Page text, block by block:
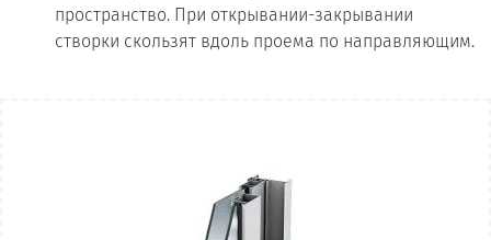
пространство. При открывании-закрывании
створки скользят вдоль проема по направляющим.